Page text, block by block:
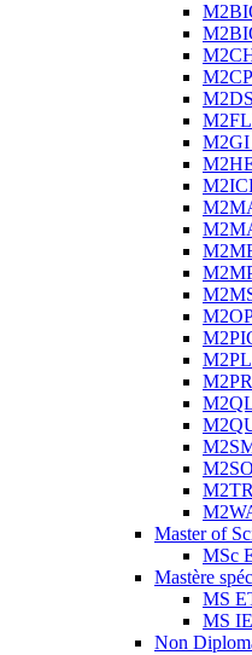
M2GI
Master of
MSc
Mastère
MS
MS
Non